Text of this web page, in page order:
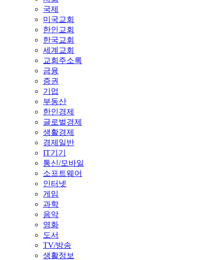
국제
미국교회
한인교회
한국교회
세계교회
교회주소록
금융
증권
기업
부동산
한인경제
글로벌경제
생활경제
경제일반
IT기기
통신/모바일
소프트웨어
인터넷
게임
과학
음악
영화
도서
TV/방송
생활정보